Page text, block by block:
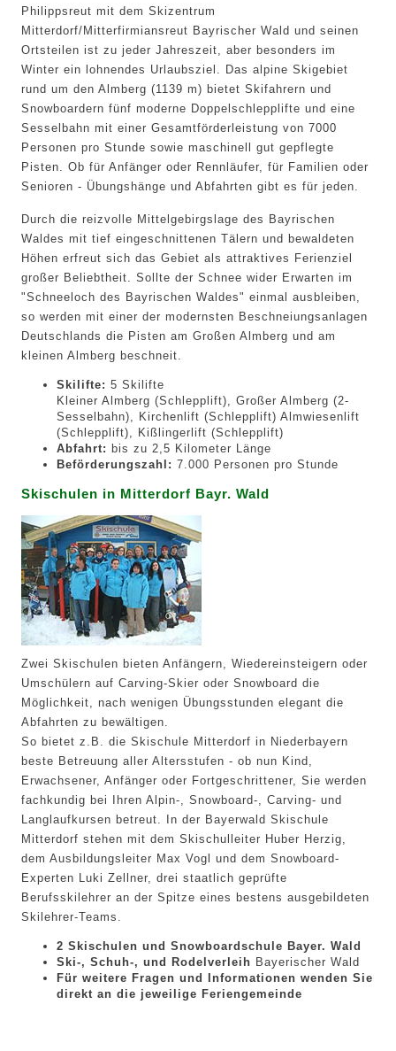
Philippsreut mit dem Skizentrum
Mitterdorf/Mitterfirmiansreut Bayrischer Wald und seinen
Ortsteilen ist zu jeder Jahreszeit, aber besonders im
Winter ein lohnendes Urlaubsziel. Das alpine Skigebiet
rund um den Almberg (1139 m) bietet Skifahrern und
Snowboardern fünf moderne Doppelschlepplifte und eine
Sesselbahn mit einer Gesamtförderleistung von 7000
Personen pro Stunde sowie maschinell gut gepflegte
Pisten. Ob für Anfänger oder Rennläufer, für Familien oder
Senioren - Übungshänge und Abfahrten gibt es für jeden.
Durch die reizvolle Mittelgebirgslage des Bayrischen
Waldes mit tief eingeschnittenen Tälern und bewaldeten
Höhen erfreut sich das Gebiet als attraktives Ferienziel
großer Beliebtheit. Sollte der Schnee wider Erwarten im
"Schneeloch des Bayrischen Waldes" einmal ausbleiben,
so werden mit einer der modernsten Beschneiungsanlagen
Deutschlands die Pisten am Großen Almberg und am
kleinen Almberg beschneit.
Skilifte: 5 Skilifte
Kleiner Almberg (Schlepplift), Großer Almberg (2-
Sesselbahn), Kirchenlift (Schlepplift) Almwiesenlift
(Schlepplift), Kißlingerlift (Schlepplift)
Abfahrt: bis zu 2,5 Kilometer Länge
Beförderungszahl: 7.000 Personen pro Stunde
Skischulen in Mitterdorf Bayr. Wald
Zwei Skischulen bieten Anfängern, Wiedereinsteigern oder
Umschülern auf Carving-Skier oder Snowboard die
Möglichkeit, nach wenigen Übungsstunden elegant die
Abfahrten zu bewältigen.
So bietet z.B. die Skischule Mitterdorf in Niederbayern
beste Betreuung aller Altersstufen - ob nun Kind,
Erwachsener, Anfänger oder Fortgeschrittener, Sie werden
fachkundig bei Ihren Alpin-, Snowboard-, Carving- und
Langlaufkursen betreut. In der Bayerwald Skischule
Mitterdorf stehen mit dem Skischulleiter Huber Herzig,
dem Ausbildungsleiter Max Vogl und dem Snowboard-
Experten Luki Zellner, drei staatlich geprüfte
Berufsskilehrer an der Spitze eines bestens ausgebildeten
Skilehrer-Teams.
2 Skischulen und Snowboardschule Bayer. Wald
Ski-, Schuh-, und Rodelverleih Bayerischer Wald
Für weitere Fragen und Informationen wenden Sie
direkt an die jeweilige Feriengemeinde